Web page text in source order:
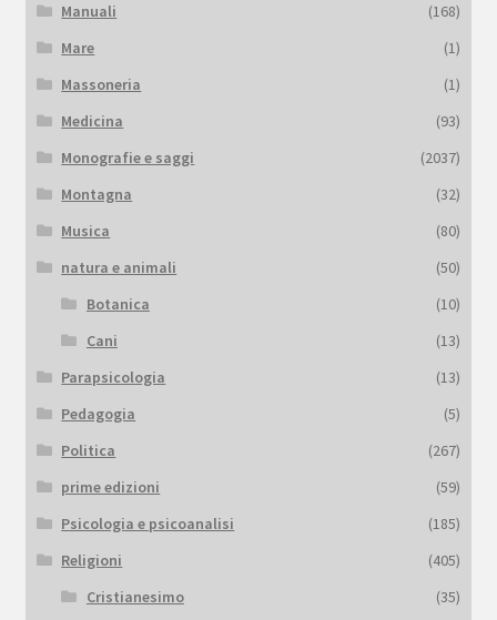
Manuali
(168)
Mare
(1)
Massoneria
(1)
Medicina
(93)
Monografie e saggi
(2037)
Montagna
(32)
Musica
(80)
natura e animali
(50)
Botanica
(10)
Cani
(13)
Parapsicologia
(13)
Pedagogia
(5)
Politica
(267)
prime edizioni
(59)
Psicologia e psicoanalisi
(185)
Religioni
(405)
Cristianesimo
(35)